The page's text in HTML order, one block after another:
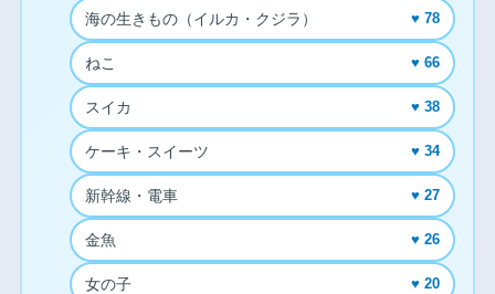
海の生きもの（イルカ・クジラ） ♥ 78
ねこ ♥ 66
スイカ ♥ 38
ケーキ・スイーツ ♥ 34
新幹線・電車 ♥ 27
金魚 ♥ 26
女の子 ♥ 20